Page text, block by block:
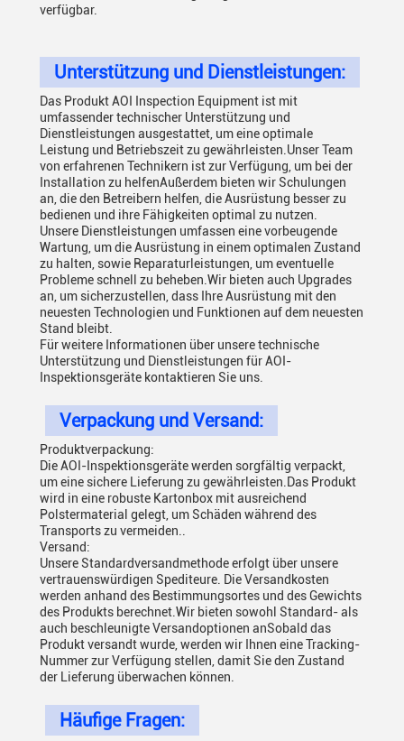
verfügbar.
Unterstützung und Dienstleistungen:
Das Produkt AOI Inspection Equipment ist mit
umfassender technischer Unterstützung und
Dienstleistungen ausgestattet, um eine optimale
Leistung und Betriebszeit zu gewährleisten.Unser Team
von erfahrenen Technikern ist zur Verfügung, um bei der
Installation zu helfenAußerdem bieten wir Schulungen
an, die den Betreibern helfen, die Ausrüstung besser zu
bedienen und ihre Fähigkeiten optimal zu nutzen.
Unsere Dienstleistungen umfassen eine vorbeugende
Wartung, um die Ausrüstung in einem optimalen Zustand
zu halten, sowie Reparaturleistungen, um eventuelle
Probleme schnell zu beheben.Wir bieten auch Upgrades
an, um sicherzustellen, dass Ihre Ausrüstung mit den
neuesten Technologien und Funktionen auf dem neuesten
Stand bleibt.
Für weitere Informationen über unsere technische
Unterstützung und Dienstleistungen für AOI-
Inspektionsgeräte kontaktieren Sie uns.
Verpackung und Versand:
Produktverpackung:
Die AOI-Inspektionsgeräte werden sorgfältig verpackt,
um eine sichere Lieferung zu gewährleisten.Das Produkt
wird in eine robuste Kartonbox mit ausreichend
Polstermaterial gelegt, um Schäden während des
Transports zu vermeiden..
Versand:
Unsere Standardversandmethode erfolgt über unsere
vertrauenswürdigen Spediteure. Die Versandkosten
werden anhand des Bestimmungsortes und des Gewichts
des Produkts berechnet.Wir bieten sowohl Standard- als
auch beschleunigte Versandoptionen anSobald das
Produkt versandt wurde, werden wir Ihnen eine Tracking-
Nummer zur Verfügung stellen, damit Sie den Zustand
der Lieferung überwachen können.
Häufige Fragen: